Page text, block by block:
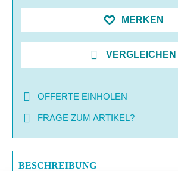
MERKEN
VERGLEICHEN
OFFERTE EINHOLEN
FRAGE ZUM ARTIKEL?
BESCHREIBUNG